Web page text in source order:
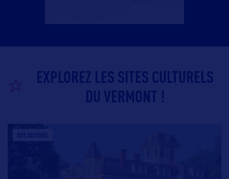
EXPLOREZ LES SITES CULTURELS
DU VERMONT !
SITE CULTUREL